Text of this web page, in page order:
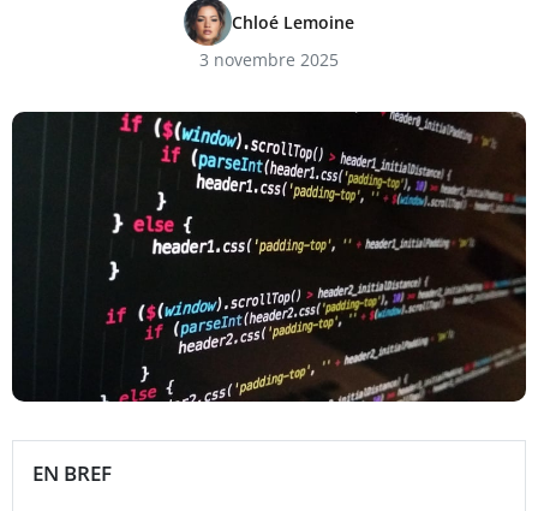
Chloé Lemoine
3 novembre 2025
EN BREF